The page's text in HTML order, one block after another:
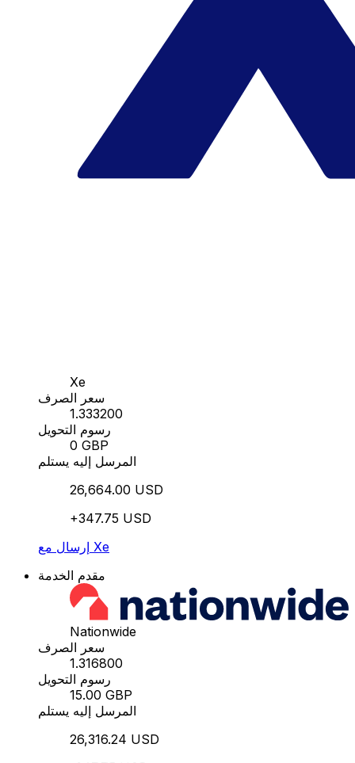
Xe
سعر الصرف
1.333200
رسوم التحويل
0 GBP
المرسل إليه يستلم
26,664.00 USD
+347.75 USD
إرسال مع Xe
مقدم الخدمة
Nationwide
سعر الصرف
1.316800
رسوم التحويل
15.00 GBP
المرسل إليه يستلم
26,316.24 USD